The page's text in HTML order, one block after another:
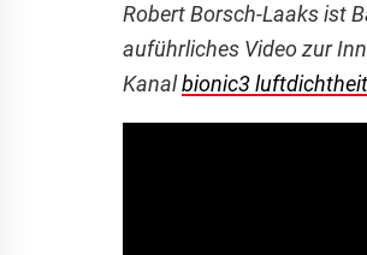
Robert Borsch-Laaks ist
auführliches Video zur
Kanalbionic3